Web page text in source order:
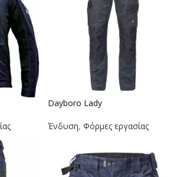
Dayboro Lady
Ένδυση, Φόρμες εργασίας